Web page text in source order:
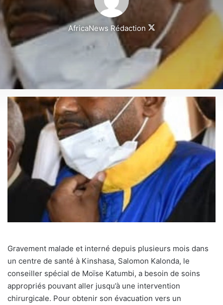
AfricaNews Rédaction
Follow
on
X
Gravement malade et interné depuis plusieurs mois dans
un centre de santé à Kinshasa, Salomon Kalonda, le
conseiller spécial de Moïse Katumbi, a besoin de soins
appropriés pouvant aller jusqu’à une intervention
chirurgicale. Pour obtenir son évacuation vers un